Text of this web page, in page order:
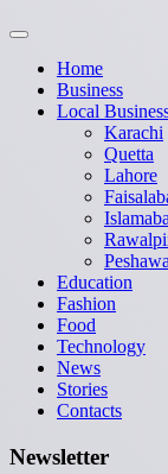
Home
Business
Local
Karachi
Quetta
Lahore
Education
Fashion
Food
Technology
News
Stories
Contacts
Newsletter